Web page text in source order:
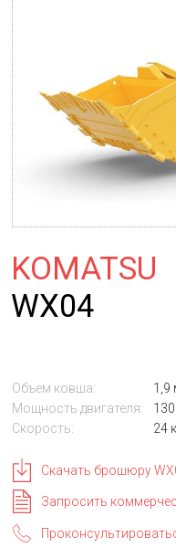
KOMATSU
WX04
Объем ковша: 1,9
Мощность двигателя:
130
Скорость:
24
Скачать брошюру
Запросить